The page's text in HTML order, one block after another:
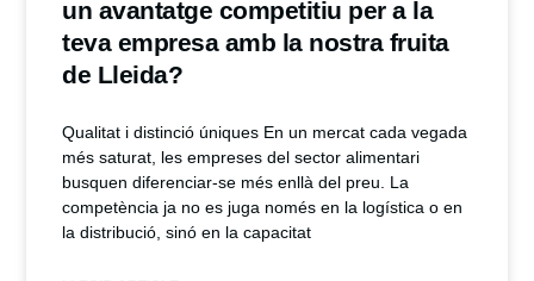
un avantatge competitiu per a la
teva empresa amb la nostra fruita
de Lleida?
Qualitat i distinció úniques En un mercat cada vegada
més saturat, les empreses del sector alimentari
busquen diferenciar-se més enllà del preu. La
competència ja no es juga només en la logística o en
la distribució, sinó en la capacitat